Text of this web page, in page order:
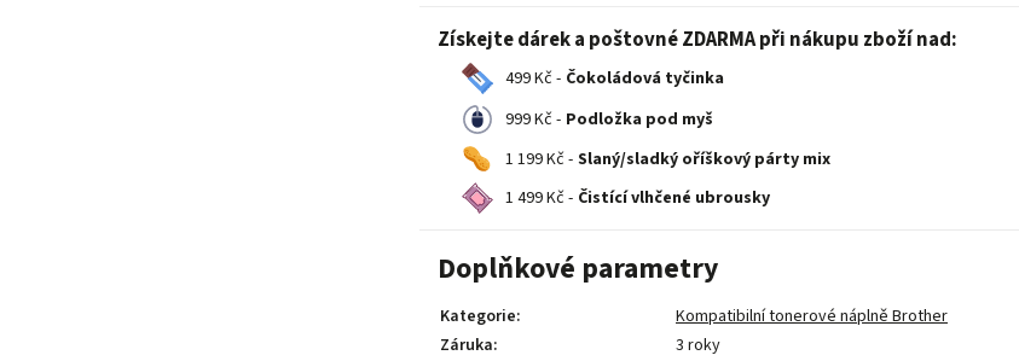
Získejte dárek a poštovné ZDARMA při nákupu zboží nad:
499 Kč - Čokoládová tyčinka
999 Kč - Podložka pod myš
1 199 Kč - Slaný/sladký oříškový párty mix
1 499 Kč - Čistící vlhčené ubrousky
Doplňkové parametry
Kategorie:
Kompatibilní tonerové náplně Brother
Záruka:
3 roky